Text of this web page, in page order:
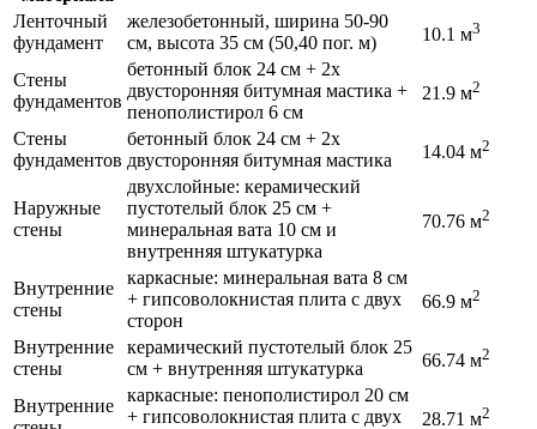
Ленточный
фундамент
железобетонный, ширина 50-90
см, высота 35 см (50,40 пог. м)
10.1 м3
Стены
фундаментов
бетонный блок 24 см + 2x
двусторонняя битумная мастика +
пенополистирол 6 см
21.9 м2
Стены
фундаментов
бетонный блок 24 см + 2x
двусторонняя битумная мастика
14.04 м2
Наружные
стены
двухслойные: керамический
пустотелый блок 25 см +
минеральная вата 10 см и
внутренняя штукатурка
70.76 м2
Внутренние
стены
каркасные: минеральная вата 8 см
+ гипсоволокнистая плита с двух
сторон
66.9 м2
Внутренние
стены
керамический пустотелый блок 25
см + внутренняя штукатурка
66.74 м2
Внутренние
каркасные: пенополистирол 20 см
+ гипсоволокнистая плита с двух
28.71 м2